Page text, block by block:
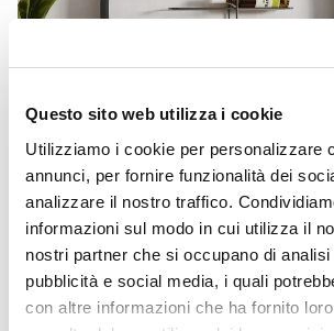
Questo sito web utilizza i cookie
Utilizziamo i cookie per personalizzare
annunci, per fornire funzionalità dei
analizzare il nostro traffico.
informazioni sul modo in cui utilizza il
nostri partner che si occupano di analisi
pubblicità e social media, i quali
con altre informazioni che ha fornito
CODICE:PB-PA2
Portabottiglie da parete rotondo 92 cm
- Cabernet